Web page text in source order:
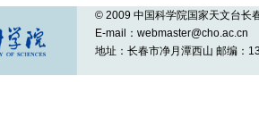
© 2009 中国科学院国家天文台长
E-mail：webmaster@cho.ac.cn
地址：长春市净月潭西山 邮编：